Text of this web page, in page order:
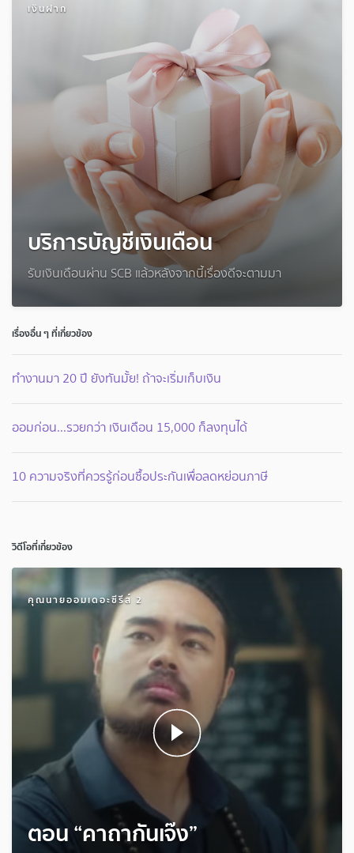
เงินฝาก
บริการบัญชีเงินเดือน
รับเงินเดือนผ่าน SCB แล้วหลังจากนี้เรื่องดีจะตามมา
เรื่องอื่น ๆ ที่เกี่ยวข้อง
ทำงานมา 20 ปี ยังทันมั้ย! ถ้าจะเริ่มเก็บเงิน
ออมก่อน...รวยกว่า เงินเดือน 15,000 ก็ลงทุนได้
10 ความจริงที่ควรรู้ก่อนซื้อประกันเพื่อลดหย่อนภาษี
วิดีโอที่เกี่ยวข้อง
คุณนายออมเดอะซีรีส์ 2
ตอน “คาถากันเจ๊ง”